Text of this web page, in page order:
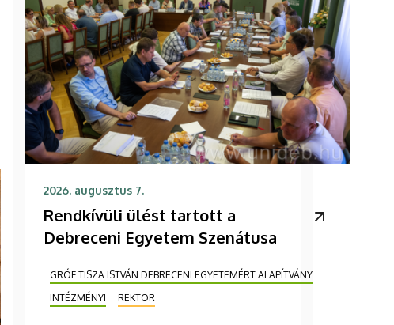
2026. augusztus 7.
Rendkívüli ülést tartott a
Debreceni Egyetem Szenátusa
GRÓF TISZA ISTVÁN DEBRECENI EGYETEMÉRT ALAPÍTVÁNY
INTÉZMÉNYI
REKTOR